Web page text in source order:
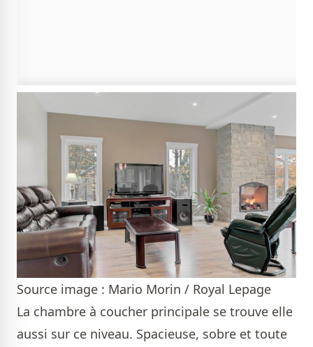
Source image : Mario Morin / Royal Lepage
La chambre à coucher principale se trouve elle
aussi sur ce niveau. Spacieuse, sobre et toute